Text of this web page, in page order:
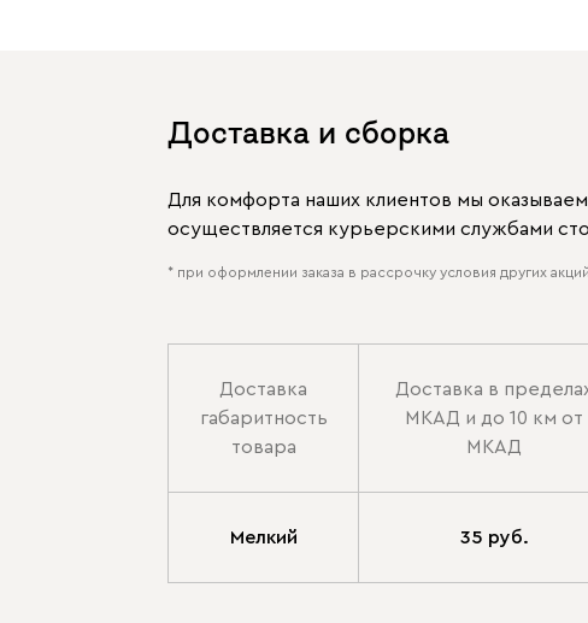
Доставка и сборка
Для комфорта наших клиентов мы
осуществляется курьерскими службами
* при оформлении заказа в рассрочку условия других
Доставка
габаритность
товара
Доставка в
МКАД и до 10 км от
МКАД
Мелкий 35 руб.